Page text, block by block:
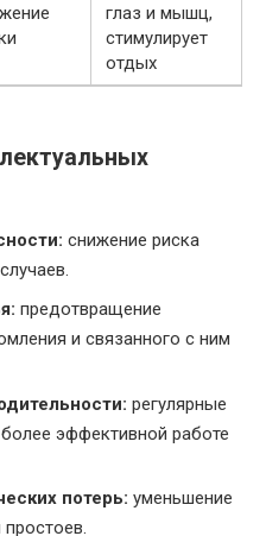
глаз и мышц,
стимулирует
отдых
снижение риска
предотвращение
и связанного с ним
регулярные
эффективной работе
потерь: уменьшение